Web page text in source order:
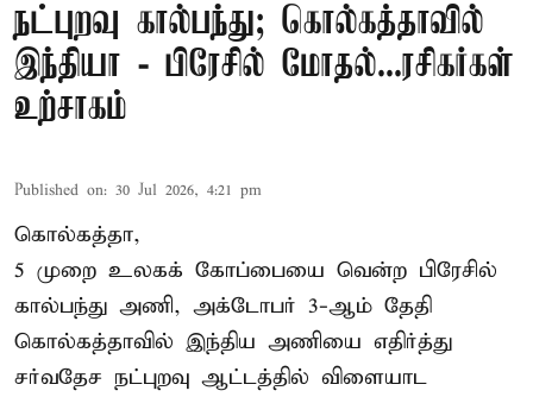
நட்புறவு கால்பந்து; கொல்கத்தாவில்
இந்தியா - பிரேசில் மோதல்...ரசிகர்கள்
உற்சாகம்
Published on: 30 Jul 2026, 4:21 pm
கொல்கத்தா,
5 முறை உலகக் கோப்பையை வென்ற பிரேசில்
கால்பந்து அணி, அக்டோபர் 3-ஆம் தேதி
கொல்கத்தாவில் இந்திய அணியை எதிர்த்து
சர்வதேச நட்புறவு ஆட்டத்தில் விளையாட